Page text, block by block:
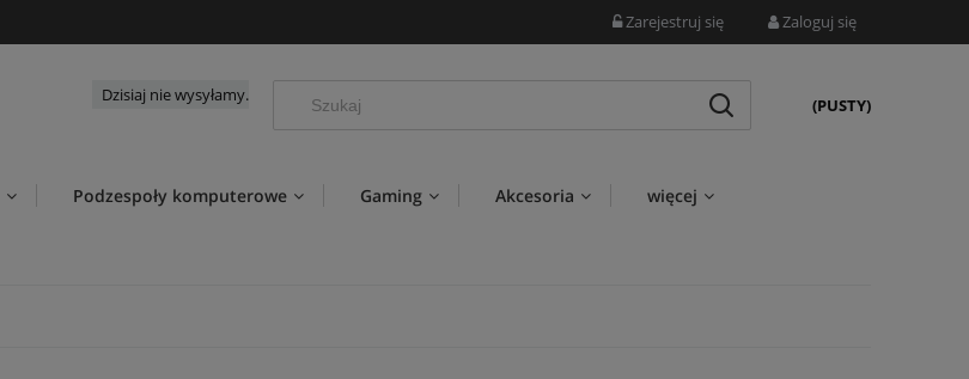
Zarejestruj się Zaloguj się
(PUSTY)
Dzisiaj nie wysyłamy.
Podzespoły komputerowe Gaming Akcesoria więcej